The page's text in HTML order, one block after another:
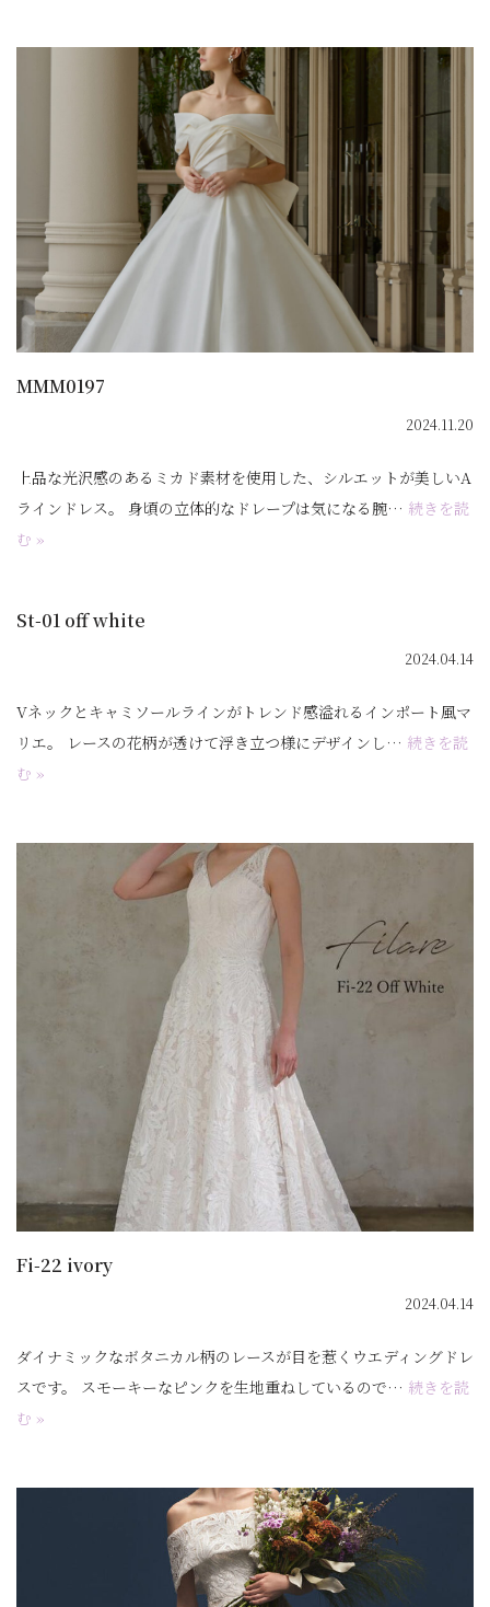
MMM0197
2024.11.20
上品な光沢感のあるミカド素材を使用した、シルエットが美しいA
ラインドレス。 身頃の立体的なドレープは気になる腕… 続きを読
む »
St-01 off white
2024.04.14
Vネックとキャミソールラインがトレンド感溢れるインポート風マ
リエ。 レースの花柄が透けて浮き立つ様にデザインし… 続きを読
む »
Fi-22 ivory
2024.04.14
ダイナミックなボタニカル柄のレースが目を惹くウエディングドレ
スです。 スモーキーなピンクを生地重ねしているので… 続きを読
む »